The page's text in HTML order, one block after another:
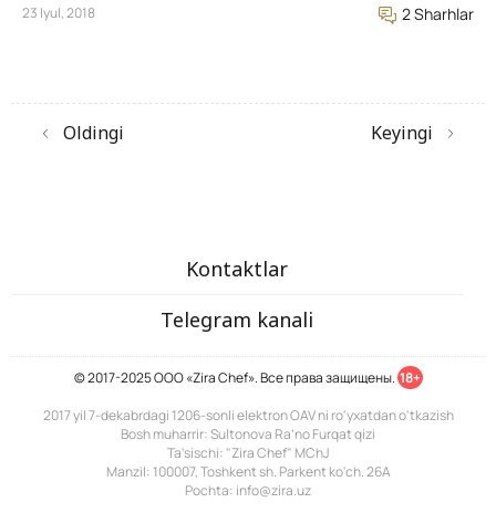
23 Iyul, 2018 2 Sharhlar
Oldingi Keyingi
Kontaktlar
Telegram kanali
© 2017-2025 ООО «Zira Chef». Все права защищены. 18+
2017 yil 7-dekabrdagi 1206-sonli elektron OAV ni ro'yxatdan o'tkazish
Bosh muharrir: Sultonova Ra’no Furqat qizi
Ta'sischi: "Zira Chef" MChJ
Manzil: 100007, Toshkent sh. Parkent ko'ch. 26A
Pochta: info@zira.uz